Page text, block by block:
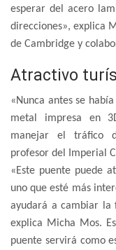
esperar del acero
direcciones», explica
de Cambridge y
Atractivo
«Nunca antes se
metal impresa en
manejar el tráfico
profesor del Imperial
«Este puente puede
uno que esté más
ayudará a cambiar la
explica Micha Mos.
puente servirá como